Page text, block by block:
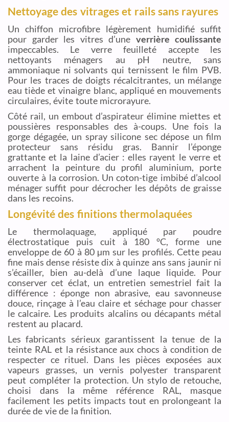
Nettoyage des vitrages et rails sans rayures
Un chiffon microfibre légèrement humidifié suffit
pour garder les vitres d’une verrière coulissante
impeccables. Le verre feuilleté accepte les
nettoyants ménagers au pH neutre, sans
ammoniaque ni solvants qui ternissent le film PVB.
Pour les traces de doigts récalcitrantes, un mélange
eau tiède et vinaigre blanc, appliqué en mouvements
circulaires, évite toute microrayure.
Côté rail, un embout d’aspirateur élimine miettes et
poussières responsables des à-coups. Une fois la
gorge dégagée, un spray silicone sec dépose un film
protecteur sans résidu gras. Bannir l’éponge
grattante et la laine d’acier : elles rayent le verre et
arrachent la peinture du profil aluminium, porte
ouverte à la corrosion. Un coton-tige imbibé d’alcool
ménager suffit pour décrocher les dépôts de graisse
dans les recoins.
Longévité des finitions thermolaquées
Le thermolaquage, appliqué par poudre
électrostatique puis cuit à 180 °C, forme une
enveloppe de 60 à 80 µm sur les profilés. Cette peau
fine mais dense résiste dix à quinze ans sans jaunir ni
s’écailler, bien au-delà d’une laque liquide. Pour
conserver cet éclat, un entretien semestriel fait la
différence : éponge non abrasive, eau savonneuse
douce, rinçage à l’eau claire et séchage pour chasser
le calcaire. Les produits alcalins ou décapants métal
restent au placard.
Les fabricants sérieux garantissent la tenue de la
teinte RAL et la résistance aux chocs à condition de
respecter ce rituel. Dans les pièces exposées aux
vapeurs grasses, un vernis polyester transparent
peut compléter la protection. Un stylo de retouche,
choisi dans la même référence RAL, masque
facilement les petits impacts tout en prolongeant la
durée de vie de la finition.